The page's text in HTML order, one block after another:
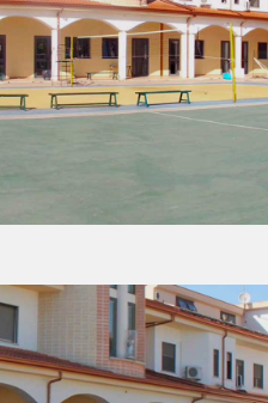
Giovanni Bosco
- Beato Michele Rua
-Santa Maria del
AKM
Don Bosko
-Don Bosko